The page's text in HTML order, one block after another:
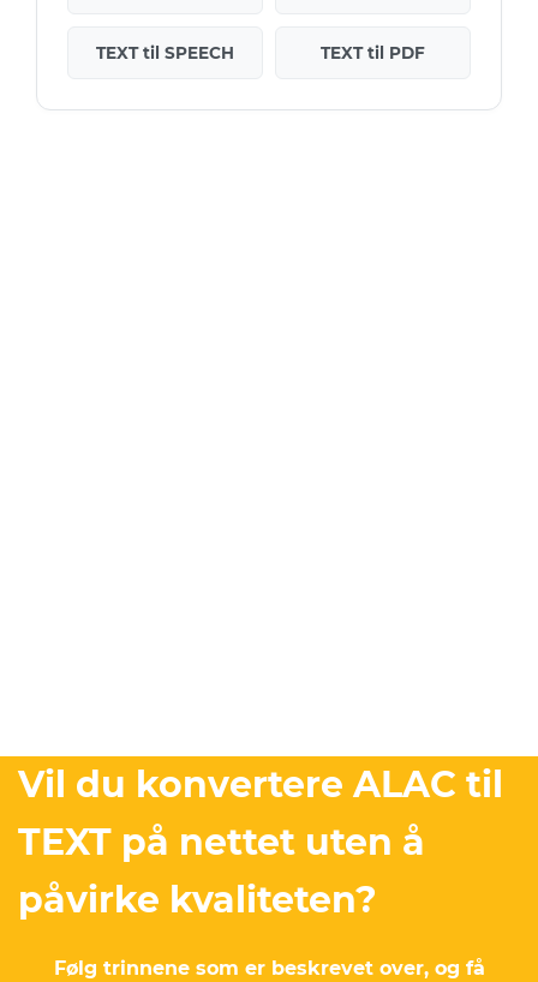
TEXT til SPEECH TEXT til PDF
Vil du konvertere ALAC til
TEXT på nettet uten å
påvirke kvaliteten?
Følg trinnene som er beskrevet over, og få